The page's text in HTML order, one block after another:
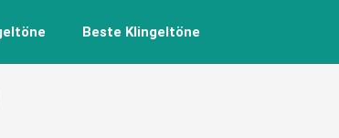
Beste Klingeltöne